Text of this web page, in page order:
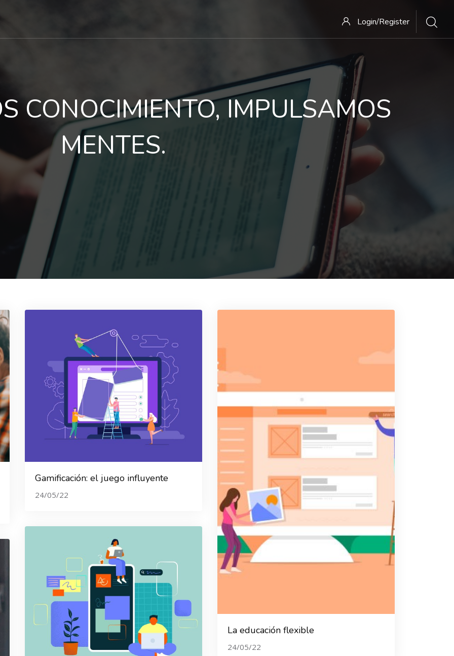
Login/Register
CONOCIMIENTO, IMPULSAMOS
MENTES.
Gamificación: el juego influyente
24/05/22
La educación flexible
24/05/22